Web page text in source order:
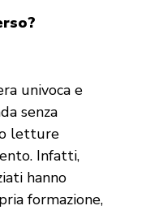
univoca e
senza
letture
Infatti,
hanno
formazione,